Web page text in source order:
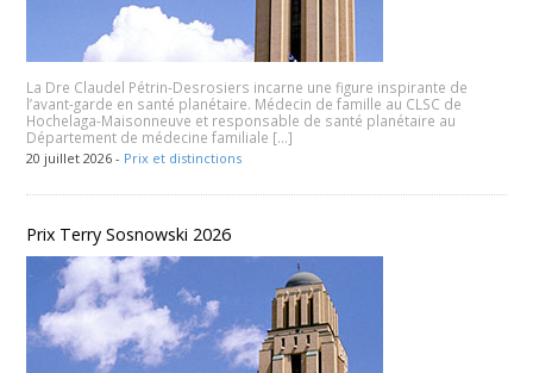
La Dre Claudel Pétrin-Desrosiers incarne une figure inspirante de
l’avant-garde en santé planétaire. Médecin de famille au CLSC de
Hochelaga-Maisonneuve et responsable de santé planétaire au
Département de médecine familiale […]
20 juillet 2026 - Prix et distinctions
Prix Terry Sosnowski 2026